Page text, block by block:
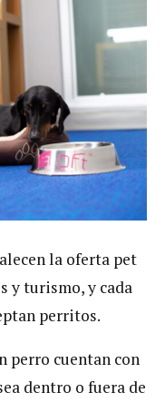
la oferta pet
y turismo, y cada
perritos.
perro cuentan con
dentro o fuera de